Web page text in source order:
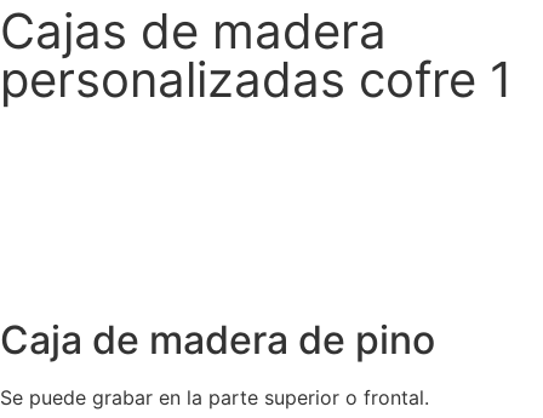
Cajas de madera
personalizadas cofre 1
Caja de madera de pino
Se puede grabar en la parte superior o frontal.